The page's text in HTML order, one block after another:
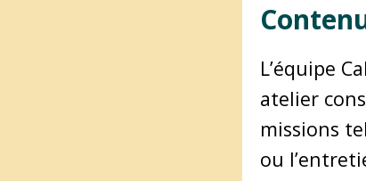
L’équipe
atelier
missions
ou